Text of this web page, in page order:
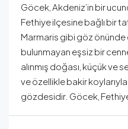
Göcek, Akdeniz’in bir
Fethiye ilçesine bağlı bir
Marmaris gibi göz önünde
bulunmayan eşsiz bir
alınmış doğası, küçük ve
ve özellikle bakir koylarıyla
gözdesidir. Göcek,